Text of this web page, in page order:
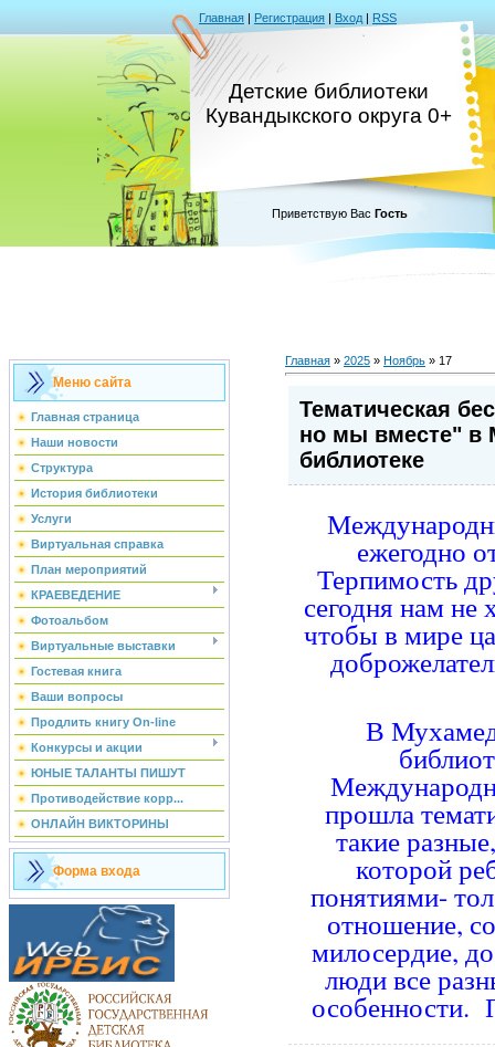
Главная | Регистрация | Вход | RSS
Детские библиотеки
Кувандыкского округа 0+
Приветствую Вас Гость
Меню сайта
Главная страница
Наши новости
Структура
История библиотеки
Услуги
Виртуальная справка
План мероприятий
КРАЕВЕДЕНИЕ
Фотоальбом
Виртуальные выставки
Гостевая книга
Ваши вопросы
Продлить книгу On-line
Конкурсы и акции
ЮНЫЕ ТАЛАНТЫ ПИШУТ
Противодействие корр...
ОНЛАЙН ВИКТОРИНЫ
Форма входа
Главная » 2025 » Ноябрь » 17
Тематическая
но мы вместе" в
библиотеке
ежегодно
Терпимость
сегодня нам не
чтобы в мире
В
прошла
такие
которой
понятиями-
отношение,
милосердие,
люди все
особенности.